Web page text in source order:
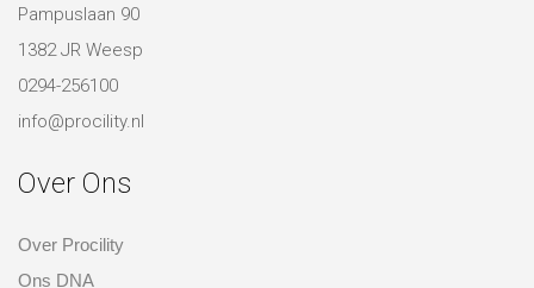
Pampuslaan 90
1382 JR Weesp
0294-256100
info@procility.nl
Over Ons
Over Procility
Ons DNA